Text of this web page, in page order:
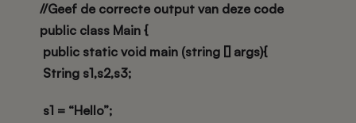
//Geef de correcte output van deze code
public class Main {
public static void main (string [] args){
String s1,s2,s3;
s1 = “Hello”;